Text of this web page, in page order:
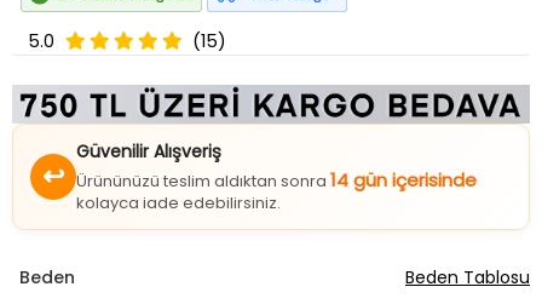
5.0 (15)
↩
Güvenilir Alışveriş
Ürününüzü teslim aldıktan sonra 14 gün içerisinde
kolayca iade edebilirsiniz.
Beden Beden Tablosu